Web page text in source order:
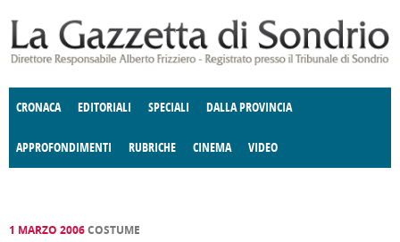
CRONACA EDITORIALI SPECIALI DALLA PROVINCIA
APPROFONDIMENTI
E SPETTACOLI POLITICA
RUBRICHE
DELLE IDEE FATTI DELLO SPIRITO
CINEMA VIDEO
1 MARZO 2006COSTUME